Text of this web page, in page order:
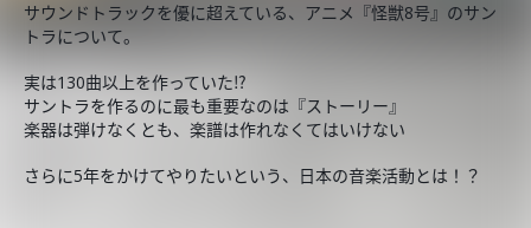
サウンドトラックを優に超えている、アニメ『怪獣8号』のサン
トラについて。
実は130曲以上を作っていた⁉
サントラを作るのに最も重要なのは『ストーリー』
楽器は弾けなくとも、楽譜は作れなくてはいけない
さらに5年をかけてやりたいという、日本の音楽活動とは！？